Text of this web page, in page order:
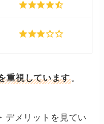
重視しています。
デメリットを見てい